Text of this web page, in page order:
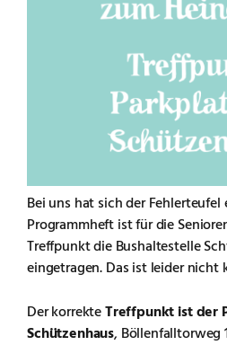
Bei uns hat sich der
Programmheft ist für die
Treffpunkt die Bushaltestelle
eingetragen. Das ist leider nicht
Der korrekteTreffpunkt ist der
Schützenhaus, Böllenfalltorweg